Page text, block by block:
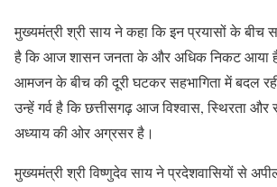
मुख्यमंत्री श्री साय ने कहा कि इन प्रयासों के बीच
है कि आज शासन जनता के और अधिक निकट आया
आमजन के बीच की दूरी घटकर सहभागिता में बदल
उन्हें गर्व है कि छत्तीसगढ़ आज विश्वास, स्थिरता
अध्याय की ओर अग्रसर है।
मुख्यमंत्री श्री विष्णुदेव साय ने प्रदेशवासियों से